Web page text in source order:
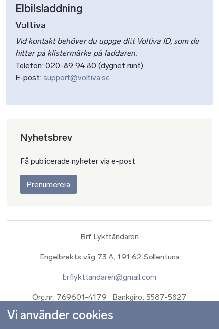
Elbilsladdning
Voltiva
Vid kontakt behöver du uppge ditt Voltiva ID, som du
hittar på klistermärke på laddaren.
Telefon: 020-89 94 80 (dygnet runt)
E-post: support@voltiva.se
Nyhetsbrev
Få publicerade nyheter via e-post
Prenumerera
Brf Lykttändaren
Engelbrekts väg 73 A, 191 62 Sollentuna
brflykttandaren@gmail.com
Org.nr: 769601-4179 Bankgiro: 5587-5827
Vi använder cookies